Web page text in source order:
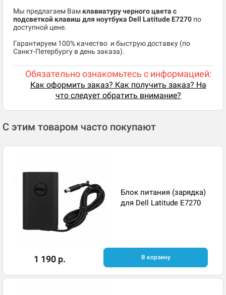
Мы предлагаем Вам клавиатуру черного цвета c
подсветкой клавиш для ноутбука Dell Latitude E7270 по
доступной цене.
​Гарантируем 100% качество и быструю доставку (по
Санкт-Петербургу в день заказа).
Обязательно ознакомьтесь с информацией:
Как оформить заказ? Как получить заказ? На
что следует обратить внимание?
С этим товаром часто покупают
Блок питания (зарядка)
для Dell Latitude E7270
1 190 р. В корзину